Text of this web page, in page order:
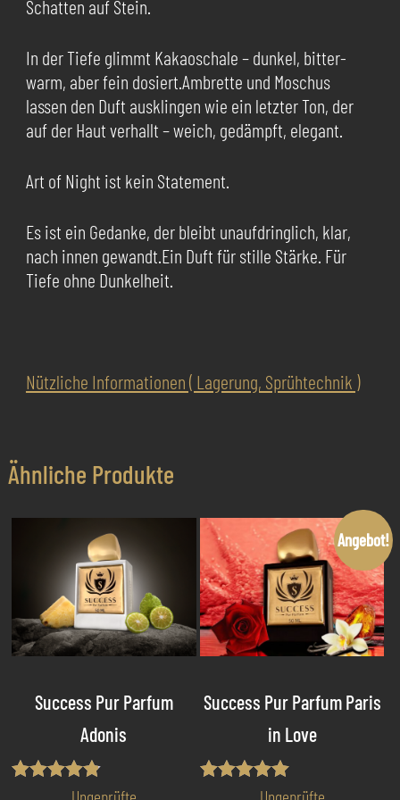
Schatten auf Stein.
In der Tiefe glimmt Kakaoschale – dunkel, bitter-
warm, aber fein dosiert.Ambrette und Moschus
lassen den Duft ausklingen wie ein letzter Ton, der
auf der Haut verhallt – weich, gedämpft, elegant.
Art of Night ist kein Statement.
Es ist ein Gedanke, der bleibt unaufdringlich, klar,
nach innen gewandt.Ein Duft für stille Stärke. Für
Tiefe ohne Dunkelheit.
Nützliche Informationen ( Lagerung, Sprühtechnik )
Ähnliche Produkte
Success Pur Parfum
Adonis
Bewertet
Angebot!
Success Pur Parfum Paris
in Love
Bewertet mit